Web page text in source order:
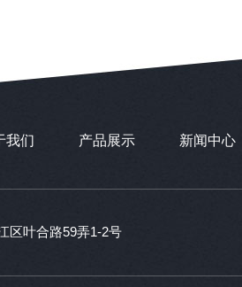
我们 产品展示 新闻中心
区叶合路59弄1-2号